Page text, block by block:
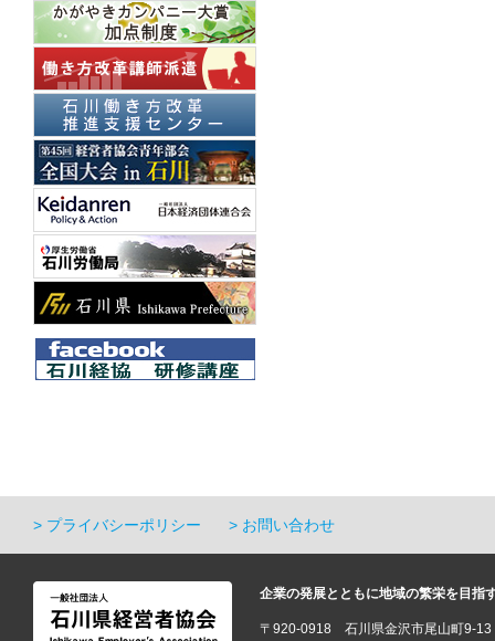
プライバシーポリシー お問い合わせ
企業の発展とともに地域の繁栄を目指
〒920-0918 石川県金沢市尾山町9-13